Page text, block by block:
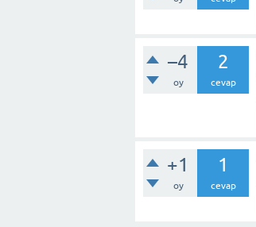
–4
oy
2
cevap
+1
oy
1
cevap